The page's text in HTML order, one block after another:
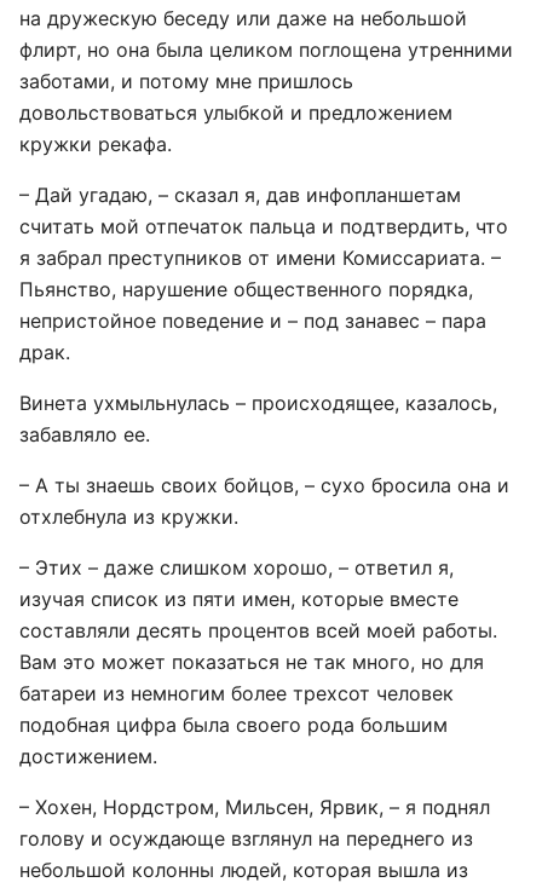
на дружескую беседу или даже на небольшой
флирт, но она была целиком поглощена утренними
заботами, и потому мне пришлось
довольствоваться улыбкой и предложением
кружки рекафа.
– Дай угадаю, – сказал я, дав инфопланшетам
считать мой отпечаток пальца и подтвердить, что
я забрал преступников от имени Комиссариата. –
Пьянство, нарушение общественного порядка,
непристойное поведение и – под занавес – пара
драк.
Винета ухмыльнулась – происходящее, казалось,
забавляло ее.
– А ты знаешь своих бойцов, – сухо бросила она и
отхлебнула из кружки.
– Этих – даже слишком хорошо, – ответил я,
изучая список из пяти имен, которые вместе
составляли десять процентов всей моей работы.
Вам это может показаться не так много, но для
батареи из немногим более трехсот человек
подобная цифра была своего рода большим
достижением.
– Хохен, Нордстром, Мильсен, Ярвик, – я поднял
голову и осуждающе взглянул на переднего из
небольшой колонны людей, которая вышла из